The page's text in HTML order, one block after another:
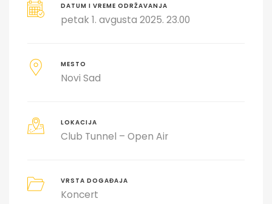
DATUM I VREME ODRŽAVANJA
petak 1. avgusta 2025. 23.00
MESTO
Novi Sad
LOKACIJA
Club Tunnel – Open Air
VRSTA DOGAĐAJA
Koncert